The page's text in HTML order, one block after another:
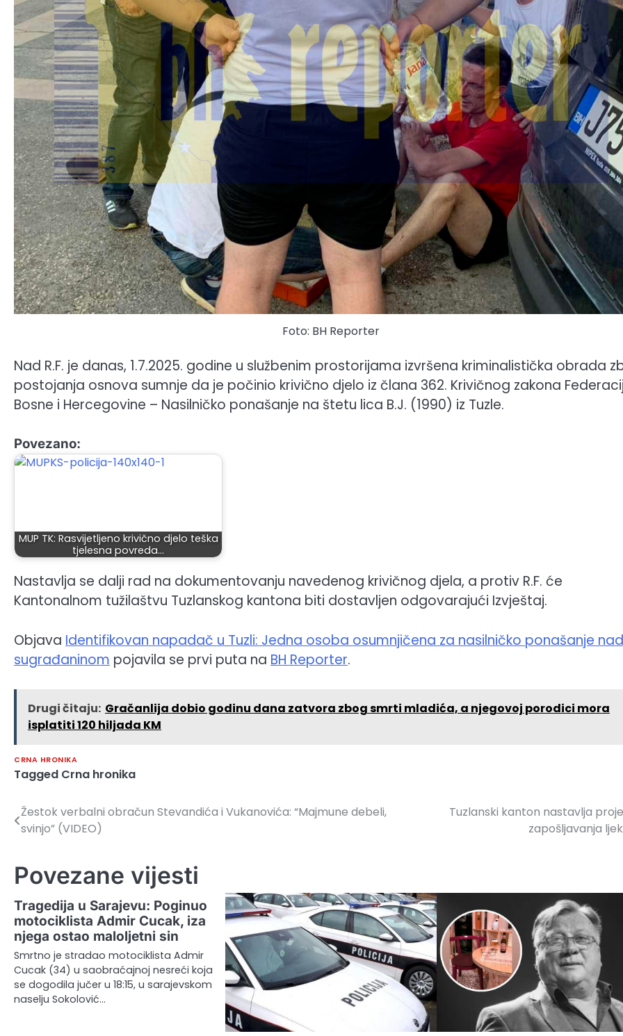
Foto: BH Reporter
Nad R.F. je danas, 1.7.2025. godine u službenim prostorijama izvršena kriminalistička obrada
postojanja osnova sumnje da je počinio krivično djelo iz člana 362. Krivičnog zakona
Bosne i Hercegovine – Nasilničko ponašanje na štetu lica B.J. (1990) iz Tuzle.
Povezano:
MUP TK: Rasvijetljeno krivično djelo teška
tjelesna povreda…
Nastavlja se dalji rad na dokumentovanju navedenog krivičnog djela, a protiv R.F. će
Kantonalnom tužilaštvu Tuzlanskog kantona biti dostavljen odgovarajući Izvještaj.
Objava Identifikovan napadač u Tuzli: Jedna osoba osumnjičena za nasilničko ponašanje nad
sugrađaninom pojavila se prvi puta na BH Reporter.
Drugi čitaju: Gračanlija dobio godinu dana zatvora zbog smrti mladića, a njegovoj porodici mora
isplatiti 120 hiljada KM
CRNA HRONIKA
Tagged Crna hronika
Navigacija
članaka
Žestok verbalni obračun Stevandića i Vukanovića: “Majmune debeli,
svinjo” (VIDEO)
Tuzlanski kanton nastavlja
zapošljavanja
Povezane vijesti
Tragedija u Sarajevu: Poginuo
motociklista Admir Cucak, iza
njega ostao maloljetni sin
Smrtno je stradao motociklista Admir
Cucak (34) u saobraćajnoj nesreći koja
se dogodila jučer u 18:15, u sarajevskom
naselju Sokolović…